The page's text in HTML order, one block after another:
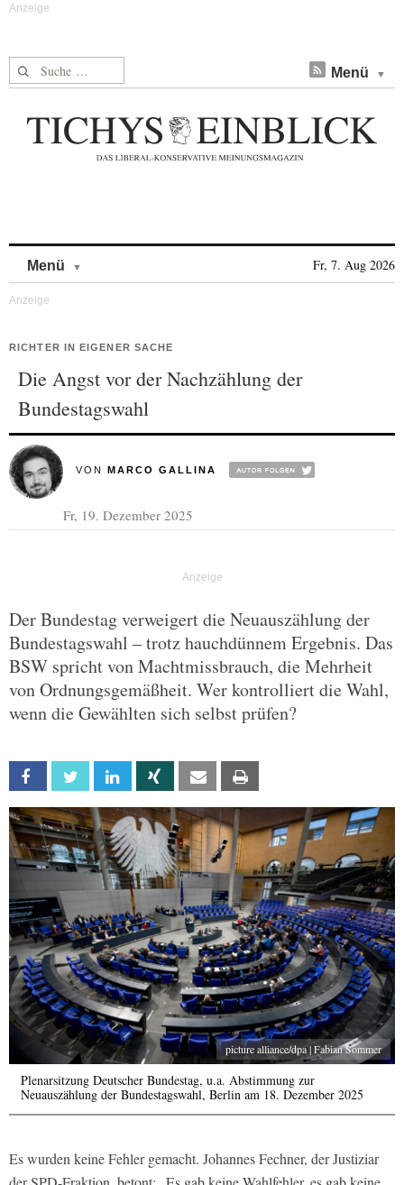
Suche nach: Menü
Menü Fr, 7. Aug 2026
RICHTER IN EIGENER SACHE
Die Angst vor der Nachzählung der
Bundestagswahl
VON MARCO GALLINA
Fr, 19. Dezember 2025
Der Bundestag verweigert die Neuauszählung der
Bundestagswahl – trotz hauchdünnem Ergebnis. Das
BSW spricht von Machtmissbrauch, die Mehrheit
von Ordnungsgemäßheit. Wer kontrolliert die Wahl,
wenn die Gewählten sich selbst prüfen?
Facebook Twitter Linkedin Xing Email
picture alliance/dpa | Fabian Sommer
Plenarsitzung Deutscher Bundestag, u.a. Abstimmung zur
Neuauszählung der Bundestagswahl, Berlin am 18. Dezember 2025
Es wurden keine Fehler gemacht. Johannes Fechner, der Justiziar